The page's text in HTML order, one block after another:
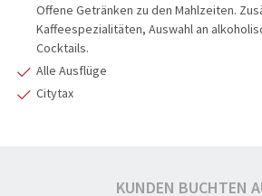
Offene Getränken zu den Mahlzeiten.
Kaffeespezialitäten, Auswahl an
Cocktails.
Alle Ausflüge
Citytax
KUNDEN BUCHTEN